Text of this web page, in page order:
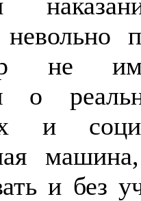
невольно
не
о
и
и без